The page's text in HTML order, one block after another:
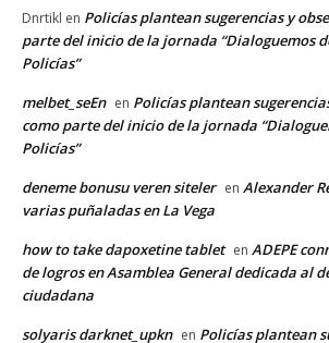
Dnrtikl en Policías plantean sugerencias y
parte del inicio de la jornada “Dialoguemos
Policías”
melbet_seEn en Policías plantean
como parte del inicio de la jornada
Policías”
deneme bonusu veren siteler en Alexander
varias puñaladas en La Vega
how to take dapoxetine tablet en ADEPE
de logros en Asamblea General dedicada al
ciudadana
solyaris darknet_upkn en Policías plantean